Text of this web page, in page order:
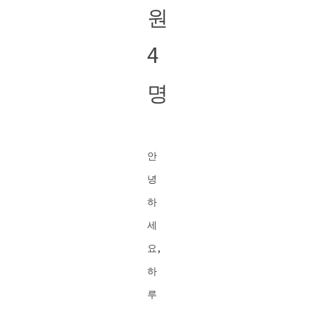
원
4
명
안
녕
하
세
요,
하
루